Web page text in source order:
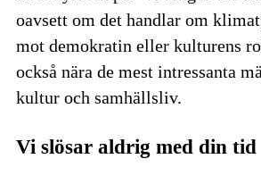
oavsett om det handlar om
mot demokratin eller kulturens
också nära de mest intressanta
kultur och samhällsliv.
Vi slösar aldrig med din tid